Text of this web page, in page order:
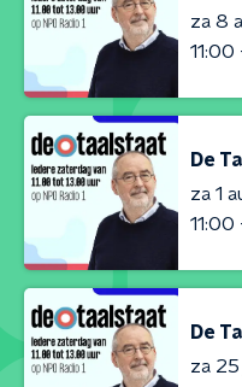
za 8
11:00
De
za 1
11:00
De
za 25